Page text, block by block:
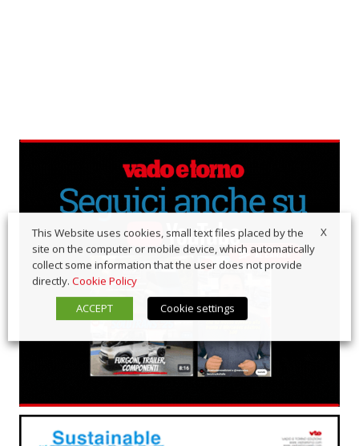
X
This Website uses cookies, small text files placed by the
site on the computer or mobile device, which automatically
collect some information that the user does not provide
directly. Cookie Policy
ACCEPT
Cookie settings